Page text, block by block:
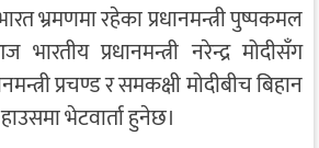
भ्रमणमा रहेका प्रधानमन्त्री पुष्पकमल
भारतीय प्रधानमन्त्री नरेन्द्र मोदीसँग
प्रचण्ड र समकक्षी मोदीबीच बिहान
भेटवार्ता हुनेछ।